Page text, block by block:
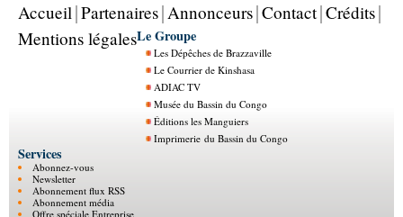
Accueil Partenaires Annonceurs Contact Crédits
Mentions légalesLe Groupe
Les Dépêches de Brazzaville
Le Courrier de Kinshasa
ADIAC TV
Musée du Bassin du Congo
Éditions les Manguiers
Imprimerie du Bassin du Congo
Services
Abonnez-vous
Newsletter
Abonnement flux RSS
Abonnement média
Offre spéciale Entreprise